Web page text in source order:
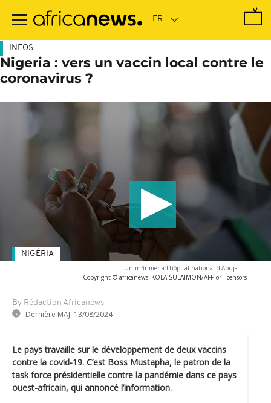
contenu
INFOS
Nigeria : vers un vaccin local contre le
coronavirus ?
Un infirmier à l'hôpital national d'Abuja -
Copyright © africanews KOLA SULAIMON/AFP or licensors
By Rédaction Africanews
Dernière MAJ: 13/08/2024
NIGÉRIA
Le pays travaille sur le développement de deux vaccins
contre la covid-19. C’est Boss Mustapha, le patron de la
task force présidentielle contre la pandémie dans ce pays
ouest-africain, qui annoncé l’information.